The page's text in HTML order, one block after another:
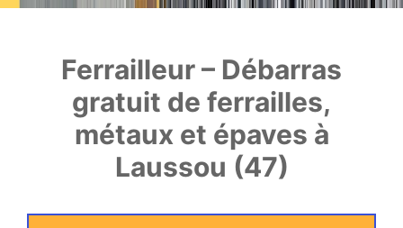
Ferrailleur – Débarras
gratuit de ferrailles,
métaux et épaves à
Laussou (47)